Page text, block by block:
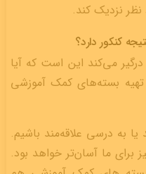
نظر نزدیک کند.
کنکور دارد؟
می‌کند این است که آیا
بسته‌های کمک آموزشی
یا به درسی علاقه‌مند باشیم.
ما آسان‌تر خواهد بود.